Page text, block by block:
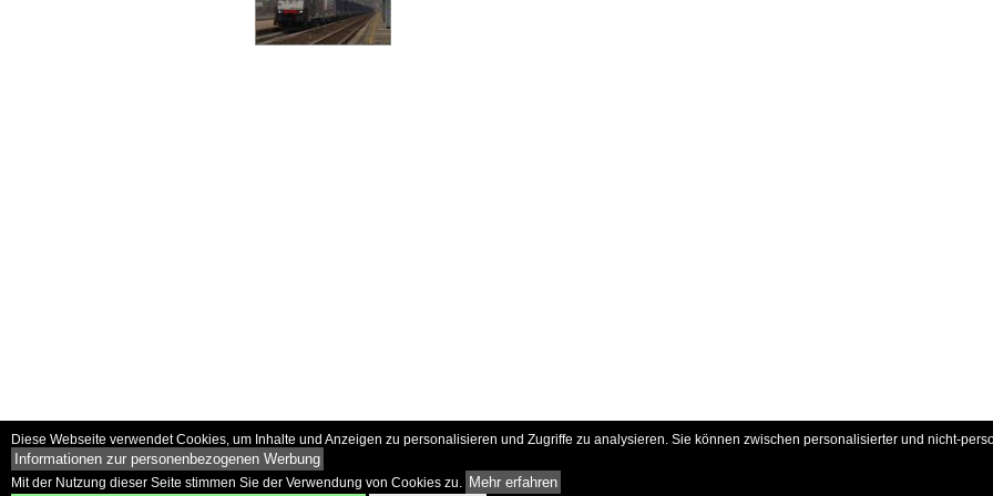
Diese Webseite verwendet Cookies, um Inhalte und Anzeigen zu personalisieren und Zugriffe zu analysieren. Sie können zwischen personalisierter und nicht-
Informationen zur personenbezogenen Werbung
Mit der Nutzung dieser Seite stimmen Sie der Verwendung von Cookies zu. Mehr erfahren